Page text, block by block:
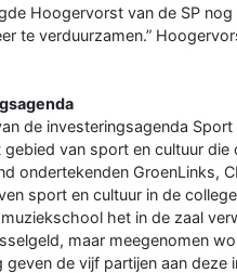
Hoogervorst van de SP
te verduurzamen.”
de investeringsagenda
van sport en cultuur die
ondertekenden GroenLinks,
sport en cultuur in de
het in de zaal
maar meegenomen
de vijf partijen aan deze